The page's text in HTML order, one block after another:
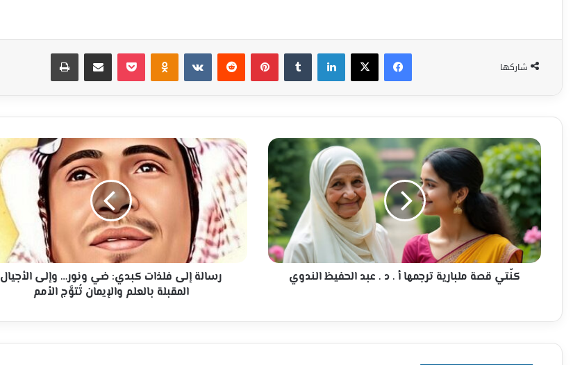
شاركها
فيسبوك‫X لينكدإن بينتيريست Odnoklassniki
‫Pocket مشاركة عبر البريد طباعة
كنّتي
قصة
ملبارية
ترجمها
أ
.
د
.
عبد
الحفيظكنّتي قصة ملبارية ترجمها أ . د . عبد الحفيظ الندوي
رسالة
إلى
فلذات
كبدي:
ضي
ونور…
وإلى
الأجيال
المقبلة
الأمم
رسالة إلى فلذات كبدي: ضي ونور… وإلى الأجيال
المقبلة بالعلم والإيمان تُتوَّج الأمم